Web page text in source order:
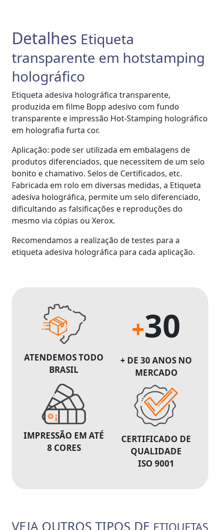
Detalhes Etiqueta
transparente em hotstamping
holográfico
Etiqueta adesiva holográfica transparente,
produzida em filme Bopp adesivo com fundo
transparente e impressão Hot-Stamping holográfico
em holografia furta cor.
Aplicação: pode ser utilizada em embalagens de
produtos diferenciados, que necessitem de um selo
bonito e chamativo. Selos de Certificados, etc.
Fabricada em rolo em diversas medidas, a Etiqueta
adesiva holográfica, permite um selo diferenciado,
dificultando as falsificações e reproduções do
mesmo via cópias ou Xerox.
Recomendamos a realização de testes para a
etiqueta adesiva holográfica para cada aplicação.
ATENDEMOS TODO
BRASIL
+30
+ DE 30 ANOS NO
MERCADO
IMPRESSÃO EM ATÉ
8 CORES
CERTIFICADO DE
QUALIDADE
ISO 9001
VEJA OUTROS TIPOS DE ETIQUETAS